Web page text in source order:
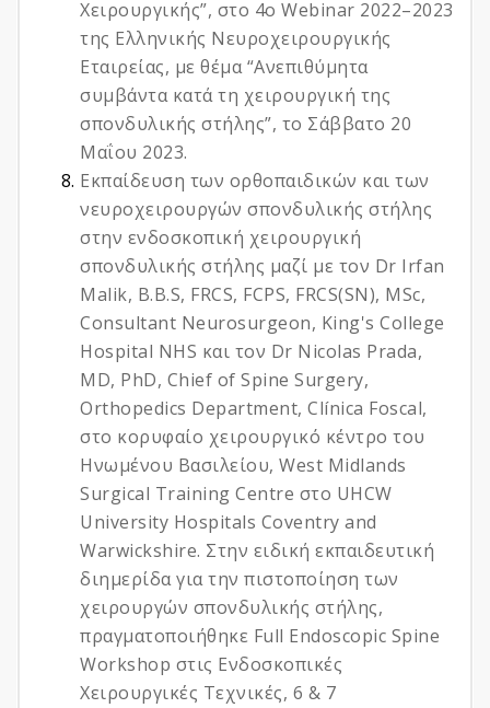
Χειρουργικής”, στο 4ο Webinar 2022–2023
της Ελληνικής Νευροχειρουργικής
Εταιρείας, με θέμα “Ανεπιθύμητα
συμβάντα κατά τη χειρουργική της
σπονδυλικής στήλης”, το Σάββατο 20
Μαΐου 2023.
Εκπαίδευση των ορθοπαιδικών και των
νευροχειρουργών σπονδυλικής στήλης
στην ενδοσκοπική χειρουργική
σπονδυλικής στήλης μαζί με τον Dr Irfan
Malik, B.B.S, FRCS, FCPS, FRCS(SN), MSc,
Consultant Neurosurgeon, King's College
Hospital NHS και τον Dr Nicolas Prada,
MD, PhD, Chief of Spine Surgery,
Orthopedics Department, Clínica Foscal,
στο κορυφαίο χειρουργικό κέντρο του
Ηνωμένου Βασιλείου, West Midlands
Surgical Training Centre στο UHCW
University Hospitals Coventry and
Warwickshire. Στην ειδική εκπαιδευτική
διημερίδα για την πιστοποίηση των
χειρουργών σπονδυλικής στήλης,
πραγματοποιήθηκε Full Endoscopic Spine
Workshop στις Ενδοσκοπικές
Χειρουργικές Τεχνικές, 6 & 7